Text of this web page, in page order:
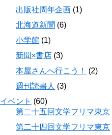
出版社周年企画 (1)
北海道新聞 (6)
小学館 (1)
新聞×書店 (3)
本屋さんへ行こう！
(2)
週刊読書人 (3)
イベント (60)
第二十五回文学フリマ東京
第二十四回文学フリマ東京